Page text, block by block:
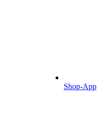
Shop-App